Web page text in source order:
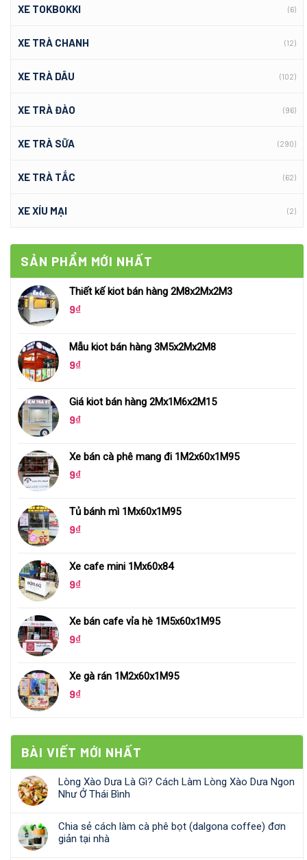
XE TOKBOKKI (6)
XE TRÀ CHANH (12)
XE TRÀ DÂU (102)
XE TRÀ ĐÀO (96)
XE TRÀ SỮA (290)
XE TRÀ TẮC (62)
XE XÍU MẠI (2)
SẢN PHẨM MỚI NHẤT
Thiết kế kiot bán hàng 2M8x2Mx2M3
9₫
Mẫu kiot bán hàng 3M5x2Mx2M8
9₫
Giá kiot bán hàng 2Mx1M6x2M15
9₫
Xe bán cà phê mang đi 1M2x60x1M95
9₫
Tủ bánh mì 1Mx60x1M95
9₫
Xe cafe mini 1Mx60x84
9₫
Xe bán cafe vỉa hè 1M5x60x1M95
9₫
Xe gà rán 1M2x60x1M95
9₫
BÀI VIẾT MỚI NHẤT
Lòng Xào Dưa Là Gì? Cách Làm Lòng Xào Dưa Ngon
Như Ở Thái Bình
Chia sẻ cách làm cà phê bọt (dalgona coffee) đơn
giản tại nhà